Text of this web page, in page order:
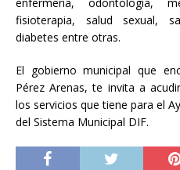
fisioterapia, salud sexual,
diabetes entre otras.
El gobierno municipal que
Pérez Arenas, te invita a
los servicios que tiene para el
del Sistema Municipal DIF.